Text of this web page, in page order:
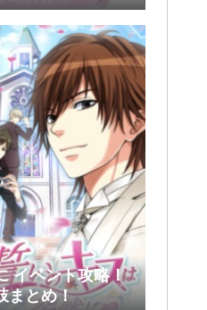
蒼太)
イベント攻略！
まとめ！